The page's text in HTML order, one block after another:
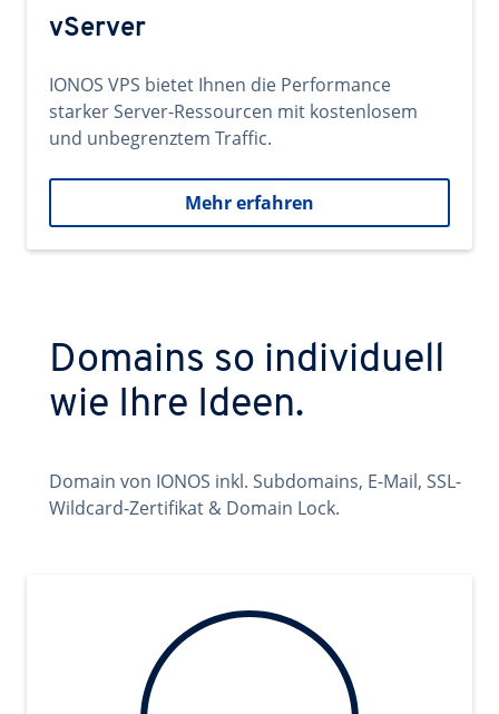
vServer
IONOS VPS bietet Ihnen die Performance
starker Server-Ressourcen mit kostenlosem
und unbegrenztem Traffic.
Mehr erfahren
Domains so individuell
wie Ihre Ideen.
Domain von IONOS inkl. Subdomains, E-Mail, SSL-
Wildcard-Zertifikat & Domain Lock.